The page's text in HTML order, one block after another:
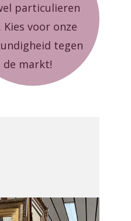
particulieren
voor onze
tegen
de markt!